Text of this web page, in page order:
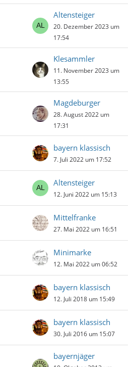
Altensteiger
20. Dezember 2023 um
17:54
Klesammler
11. November 2023 um
13:55
Magdeburger
28. August 2022 um
17:31
bayern klassisch
7. Juli 2022 um 17:52
Altensteiger
12. Juni 2022 um 15:13
Mittelfranke
27. Mai 2022 um 16:51
Minimarke
12. Mai 2022 um 06:52
bayern klassisch
12. Juli 2018 um 15:49
bayern klassisch
30. Juli 2016 um 15:07
bayernjäger